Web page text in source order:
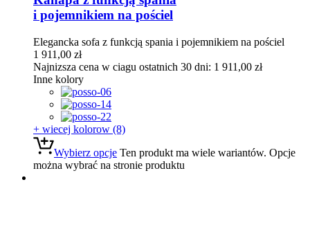
i pojemnikiem na pościel
Elegancka sofa z funkcją spania i pojemnikiem na pościel
1 911,00 zł
Najnizsza cena w ciagu ostatnich 30 dni: 1 911,00 zł
Inne kolory
+ wiecej kolorow (8)
Wybierz opcje Ten produkt ma wiele wariantów. Opcje
można wybrać na stronie produktu